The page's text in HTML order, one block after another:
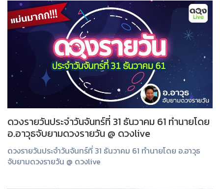
ดวงรายวันประจำวันจันทร์ที่ 31 ธันวาคม 61 ทำนายโดย
อ.อาวุธจับยามดวงรายวัน @ ดวงlive
ดวงรายวันประจำวันจันทร์ที่ 31 ธันวาคม 61 ทำนายโดย อ.อาวุธ
จับยามดวงรายวัน @ ดวงlive